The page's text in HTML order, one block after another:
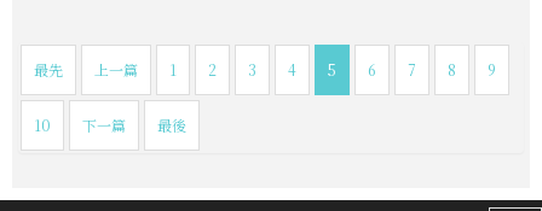
最先 上一篇 1 2 3 4 5 6 7 8 9
10 下一篇 最後